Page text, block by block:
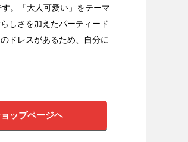
。「大人可愛い」をテーマ
しさを加えたパーティード
ドレスがあるため、自分に
ップページヘ